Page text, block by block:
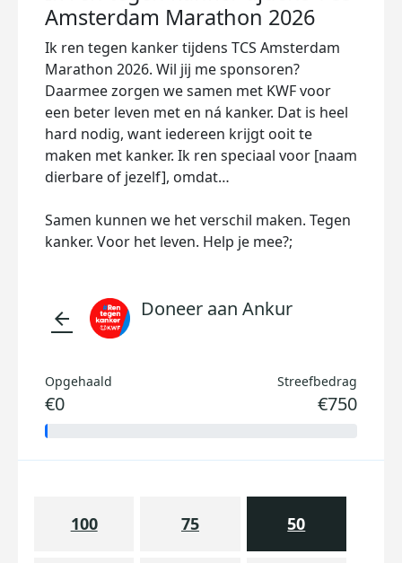
Amsterdam Marathon 2026
Ik ren tegen kanker tijdens TCS Amsterdam
Marathon 2026. Wil jij me sponsoren?
Daarmee zorgen we samen met KWF voor
een beter leven met en ná kanker. Dat is heel
hard nodig, want iedereen krijgt ooit te
maken met kanker. Ik ren speciaal voor [naam
dierbare of jezelf], omdat…
Samen kunnen we het verschil maken. Tegen
kanker. Voor het leven. Help je mee?;
arrow_back Doneer aan Ankur
Opgehaald
€0
Streefbedrag
€750
100 75 50